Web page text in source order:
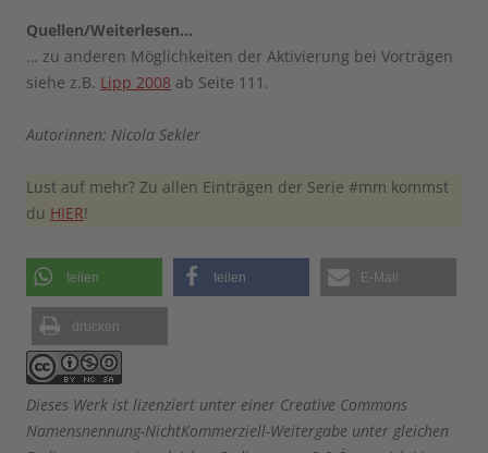
Quellen/Weiterlesen…
… zu anderen Möglichkeiten der Aktivierung bei Vorträgen
siehe z.B. Lipp 2008 ab Seite 111.
Autorinnen: Nicola Sekler
Lust auf mehr? Zu allen Einträgen der Serie #mm kommst
du HIER!
teilen teilen E-Mail
drucken
Dieses Werk ist lizenziert unter einer Creative Commons
Namensnennung-NichtKommerziell-Weitergabe unter gleichen